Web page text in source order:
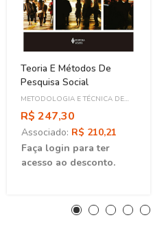
Teoria E Métodos De
Pesquisa Social
METODOLOGIA E TÉCNICA DE
PESQUISA
R$ 247,30
Associado: R$ 210,21
Faça login para ter
acesso ao desconto.